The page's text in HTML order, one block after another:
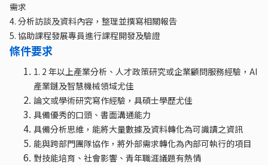
需求
4. 分析訪談及資料內容，整理並撰寫相關報告
5. 協助課程發展專員進行課程開發及驗證
條件要求
1. 2 年以上產業分析、人才政策研究或企業顧問服務經驗，AI
產業鏈及智慧機械領域尤佳
論文或學術研究寫作經驗，具碩士學歷尤佳
具備優秀的口頭、書面溝通能力
具備分析思維，能將大量數據及資料轉化為可識讀之資訊
能與跨部門團隊協作，將外部需求轉化為內部可執行的項目
對技能培育、社會影響、青年職涯議題有熱情